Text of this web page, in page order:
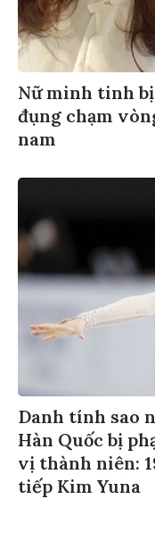
Nữ minh tinh
đụng chạm
nam
Danh tính sao
Hàn Quốc bị
vị thành niên:
tiếp Kim Yuna